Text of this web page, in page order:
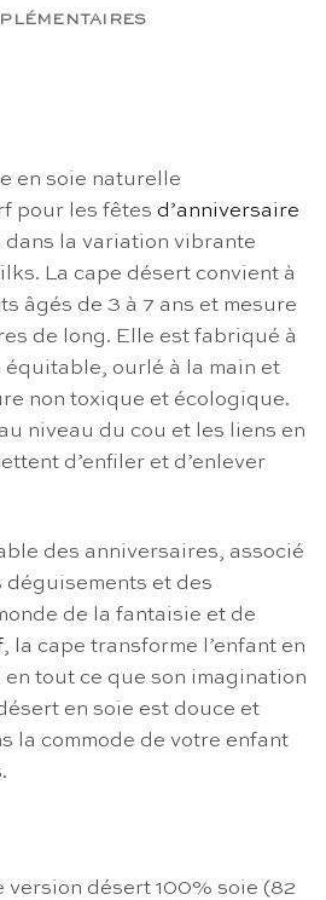
en soie naturelle
pour les fêtes d’anniversaire
dans la variation vibrante
La cape désert convient à
âgés de 3 à 7 ans et mesure
de long. Elle est fabriqué à
ourlé à la main et
non toxique et écologique.
niveau du cou et les liens en
d’enfiler et d’enlever
des anniversaires, associé
déguisements et des
de la fantaisie et de
, la cape transforme l’enfant en
tout ce que son imagination
en soie est douce et
la commode de votre enfant
version désert 100% soie (82